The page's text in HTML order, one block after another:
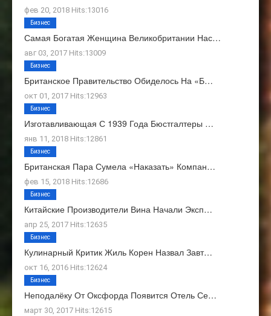
фев 20, 2018 Hits:13016
Самая Богатая Женщина Великобритании Нас…
авг 03, 2017 Hits:13009
Бизнес
Британское Правительство Обиделось На «Б…
окт 01, 2017 Hits:12963
Бизнес
Изготавливающая С 1939 Года Бюстгалтеры …
янв 11, 2018 Hits:12861
Бизнес
Британская Пара Сумела «наказать» Компан…
фев 15, 2018 Hits:12686
Бизнес
Китайские Производители Вина Начали Эксп…
апр 25, 2017 Hits:12635
Бизнес
Кулинарный Критик Жиль Корен Назвал Завт…
окт 16, 2016 Hits:12624
Бизнес
Неподалёку От Оксфорда Появится Отель Се…
март 30, 2017 Hits:12615
Бизнес